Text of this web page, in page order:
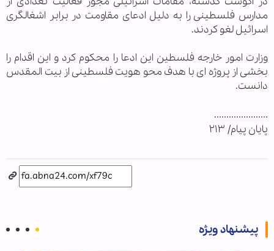
مدارس فلسطینی را به دلیل ادعای مقاومت در برابر اشغالگری
اسرائیل لغو کردند.
وزارت امور خارجه فلسطین این ادعا را محکوم کرد و این اقدام را
بخشی از پروژه ای با هدف محو هویت فلسطینی از بیت المقدس
دانست.
......................
پايان پيام/ ۲۱۳
پیشنهاد ویژه